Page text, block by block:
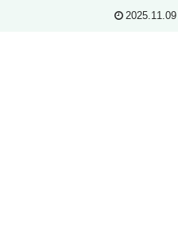
2025.11.09